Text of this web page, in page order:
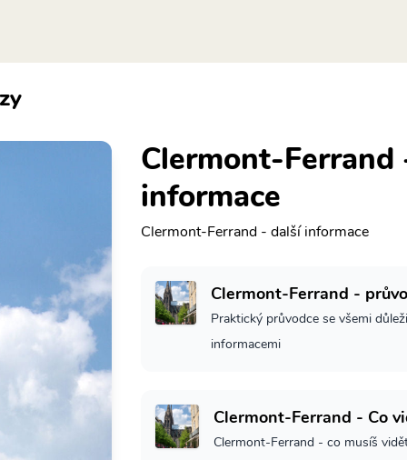
Clermont-Ferrand
informace
Clermont-Ferrand - další informace
Clermont-Ferrand -
Praktický průvodce se všemi
informacemi
Clermont-Ferrand - Co
Clermont-Ferrand - co musíš